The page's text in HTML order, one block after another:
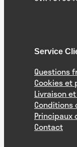
Service
Questions
Cookies
Livraison
Principaux
Contact